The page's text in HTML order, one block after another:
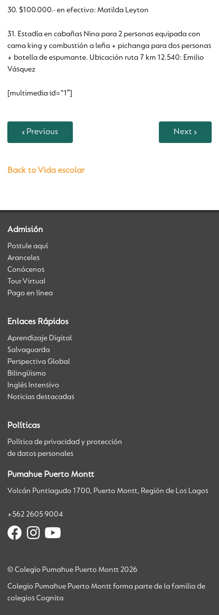
30. $100.000.- en efectivo: Matilda Leyton
31. Estadía en cabañas Nina para 2 personas equipada con
cama king y combustión a leña + pichanga para dos personas
+ botella de espumante. Ubicación ruta 7 km 12.540: Emilio
Vásquez
[multimedia id=”1″]
Previous Next
Back to Vida escolar
Admisión
Postule aquí
Aranceles
Conócenos
Tour Virtual
Pago en línea
Enlaces Rápidos
Aprendizaje Digital
Salvaguarda
Perspectiva Global
Bilingüismo
Inglés Intensivo
Noticias destacadas
Políticas
Política de privacidad y protección
de datos personales
Pumahue Puerto Montt
Volcán Puntiagudo 1700, Puerto Montt, Región de Los Lagos
+562 2605 9004
© Colegio Pumahue Puerto Montt 2026
Colegio Pumahue Puerto Montt forma parte de la familia de
colegios Cognita